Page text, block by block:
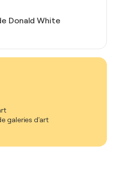
Donald White
galeries d'art